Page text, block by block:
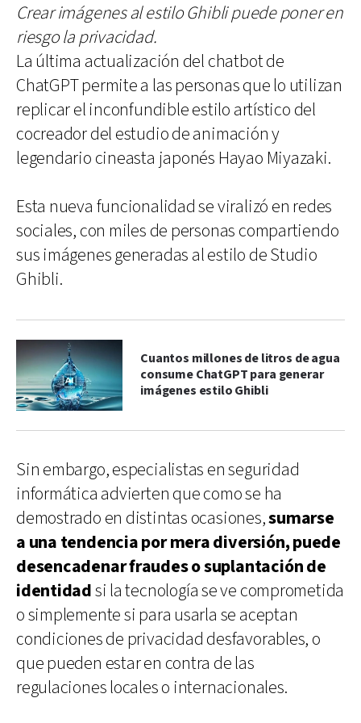
Crear imágenes al estilo Ghibli puede poner en
riesgo la privacidad.
La última actualización del chatbot de
ChatGPT permite a las personas que lo utilizan
replicar el inconfundible estilo artístico del
cocreador del estudio de animación y
legendario cineasta japonés Hayao Miyazaki.
Esta nueva funcionalidad se viralizó en redes
sociales, con miles de personas compartiendo
sus imágenes generadas al estilo de Studio
Ghibli.
Cuantos millones de litros de agua
consume ChatGPT para generar
imágenes estilo Ghibli
Sin embargo, especialistas en seguridad
informática advierten que como se ha
demostrado en distintas ocasiones,sumarse
a una tendencia por mera diversión, puede
desencadenar fraudes o suplantación de
identidadsi la tecnología se ve comprometida
o simplemente si para usarla se aceptan
condiciones de privacidad desfavorables, o
que pueden estar en contra de las
regulaciones locales o internacionales.